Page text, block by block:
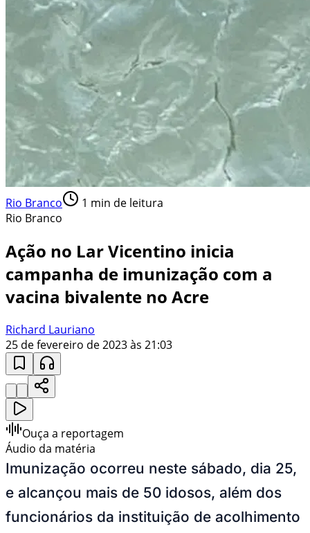
Rio Branco 1 min de leitura
Rio Branco
Ação no Lar Vicentino inicia
campanha de imunização com a
vacina bivalente no Acre
Richard Lauriano
25 de fevereiro de 2023 às 21:03
Ouça a reportagem
Áudio da matéria
Imunização ocorreu neste sábado, dia 25,
e alcançou mais de 50 idosos, além dos
funcionários da instituição de acolhimento